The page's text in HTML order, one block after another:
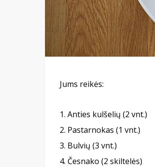
Jums reikės:
Anties kulšelių (2 vnt.)
Pastarnokas (1 vnt.)
Bulvių (3 vnt.)
Česnako (2 skiltelės)